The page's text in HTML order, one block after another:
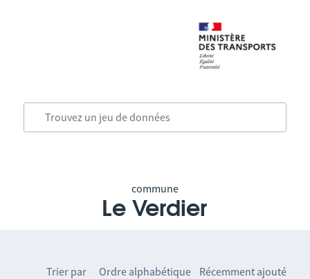
commune
Le Verdier
Trier par Ordre alphabétique Récemment ajouté